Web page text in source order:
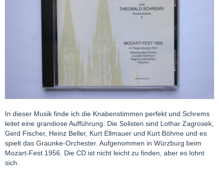
In dieser Musik finde ich die Knabenstimmen perfekt und Schrems
leitet eine grandiose Aufführung. Die Solisten sind Lothar Zagrosek,
Gerd Fischer, Heinz Beller, Kurt Ellmauer und Kurt Böhme und es
spielt das Graunke-Orchester. Aufgenommen in Würzburg beim
Mozart-Fest 1956. Die CD ist nicht leicht zu finden, aber es lohnt
sich.